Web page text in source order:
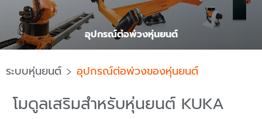
อุปกรณ์ต่อพ่วงหุ่นยนต์
ระบบหุ่นยนต์ อุปกรณ์ต่อพ่วงของหุ่นยนต์
โมดูลเสริมสำหรับหุ่นยนต์ KUKA